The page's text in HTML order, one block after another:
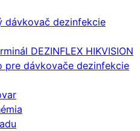
dávkovač dezinfekcie
DEZINFLEX HIKVISION
pre dávkovače dezinfekcie